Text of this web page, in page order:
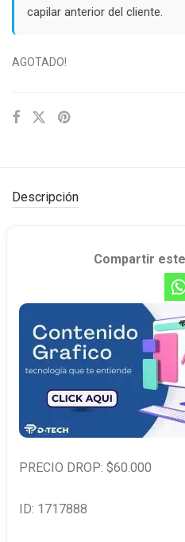
capilar anterior del cliente.
AGOTADO!
Descripción
Compartir
PRECIO DROP: $60.000
ID: 1717888